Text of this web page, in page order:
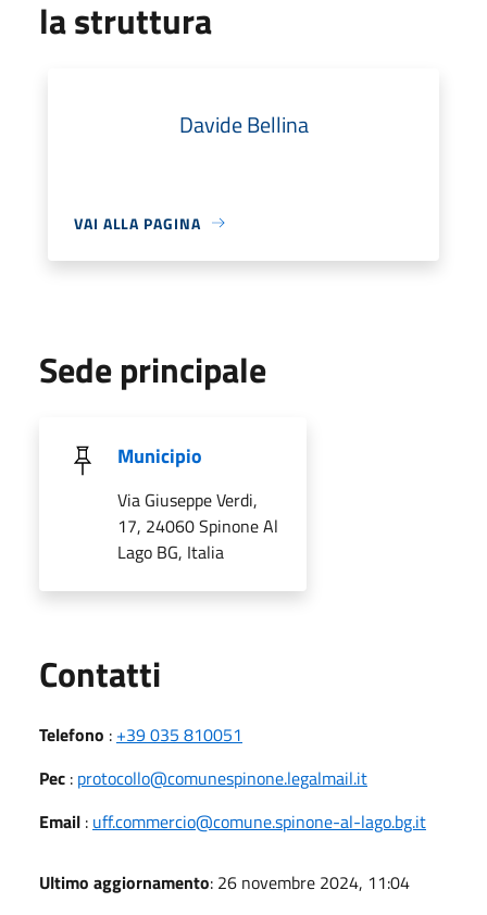
la struttura
Davide Bellina
VAI ALLA PAGINA
Sede principale
Municipio
Via Giuseppe Verdi,
17, 24060 Spinone Al
Lago BG, Italia
Contatti
Telefono : +39 035 810051
Pec : protocollo@comunespinone.legalmail.it
Email : uff.commercio@comune.spinone-al-lago.bg.it
Ultimo aggiornamento: 26 novembre 2024, 11:04